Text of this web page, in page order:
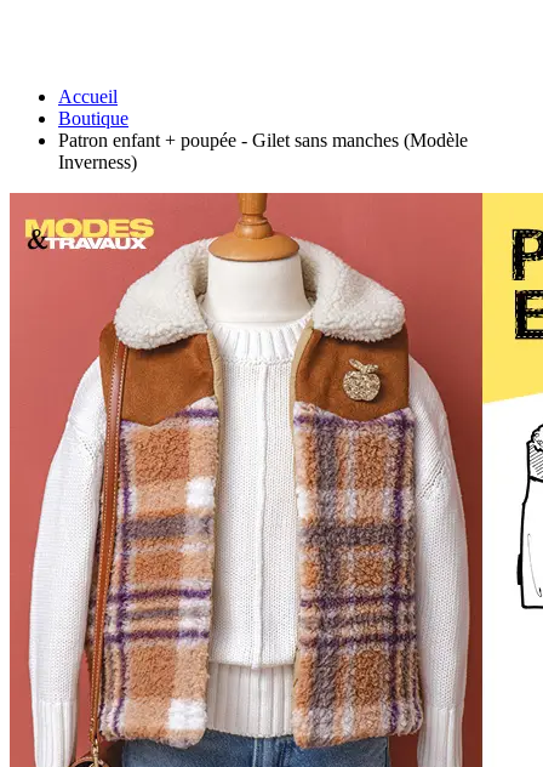
Accueil
Boutique
Patron enfant + poupée - Gilet sans manches (Modèle
Inverness)